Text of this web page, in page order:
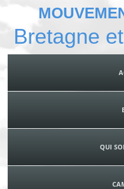
Bretagne
QUI